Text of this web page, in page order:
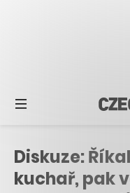
Diskuze:
kuchař, pak